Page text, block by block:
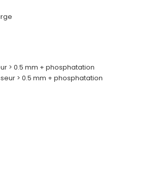
> 0.5 mm + phosphatation
> 0.5 mm + phosphatation